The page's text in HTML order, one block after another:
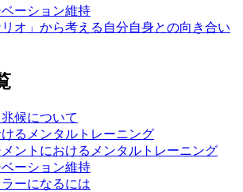
ーション維持
リオ」から考える自分自身との向き合い
候について
るメンタルトレーニング
ントにおけるメンタルトレーニング
ーション維持
ーになるには